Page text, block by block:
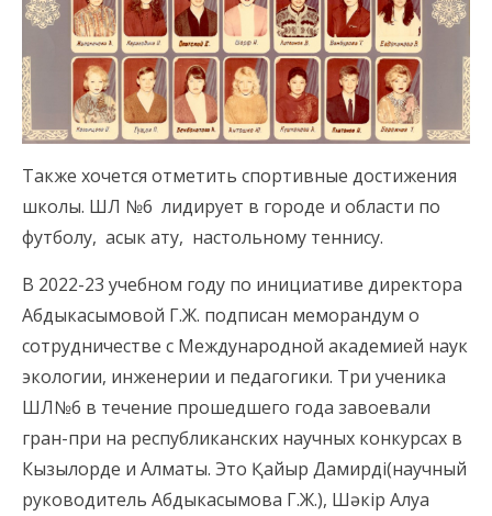
Также хочется отметить спортивные достижения
школы. ШЛ №6 лидирует в городе и области по
футболу, асык ату, настольному теннису.
В 2022-23 учебном году по инициативе директора
Абдыкасымовой Г.Ж. подписан меморандум о
сотрудничестве с Международной академией наук
экологии, инженерии и педагогики. Три ученика
ШЛ№6 в течение прошедшего года завоевали
гран-при на республиканских научных конкурсах в
Кызылорде и Алматы. Это Қайыр Дамирді(научный
руководитель Абдыкасымова Г.Ж.), Шәкір Алуа